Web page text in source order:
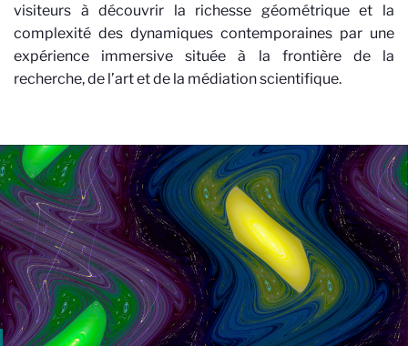
visiteurs à découvrir la richesse géométrique et la
complexité des dynamiques contemporaines par une
expérience immersive située à la frontière de la
recherche, de l’art et de la médiation scientifique.